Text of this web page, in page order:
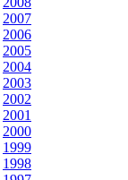
2007
2006
2005
2004
2003
2002
2001
2000
1999
1998